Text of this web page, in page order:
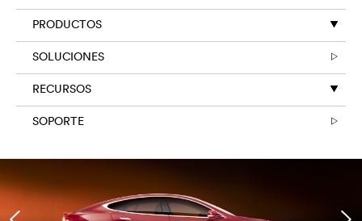
PRODUCTOS
SOLUCIONES
RECURSOS
SOPORTE